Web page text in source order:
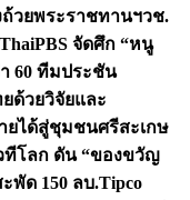
วยพระราชทานฯวช.
จัดศึก “หนู
า 60 ทีมประชัน
ด้วยวิจัยและ
ยได้สู่ชุมชนศรีสะเกษ
ทีโลก ดัน “ของขวัญ
พัด 150 ลบ.Tipco